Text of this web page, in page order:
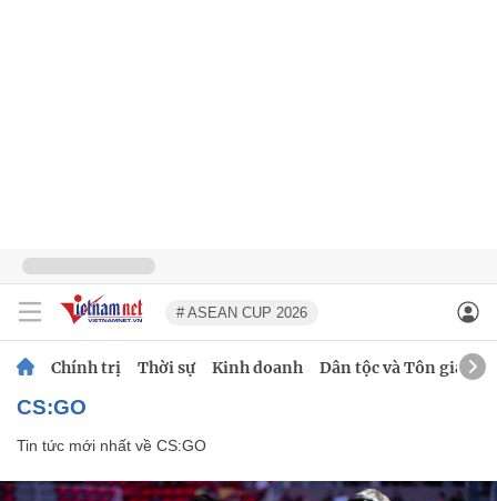
# ASEAN CUP 2026
Chính trị Thời sự Kinh doanh Dân tộc và Tôn giáo
CS:GO
Tin tức mới nhất về CS:GO